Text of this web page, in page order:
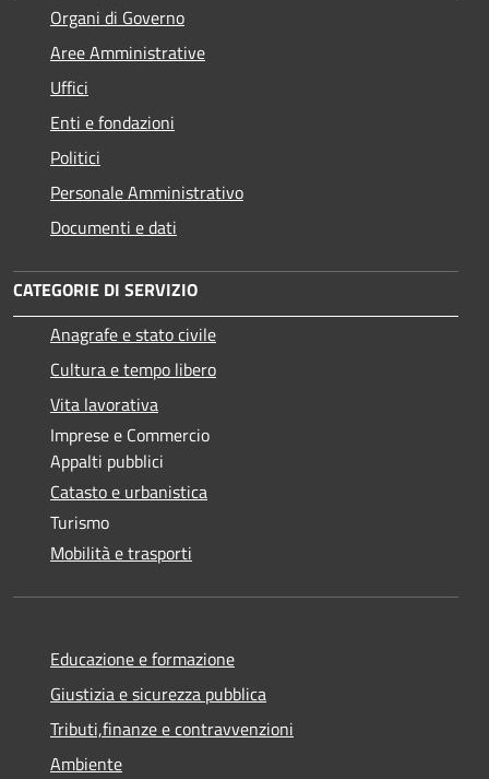
Organi di Governo
Aree Amministrative
Uffici
Enti e fondazioni
Politici
Personale Amministrativo
Documenti e dati
CATEGORIE DI SERVIZIO
Anagrafe e stato civile
Cultura e tempo libero
Vita lavorativa
Imprese e Commercio
Appalti pubblici
Catasto e urbanistica
Turismo
Mobilità e trasporti
Educazione e formazione
Giustizia e sicurezza pubblica
Tributi,finanze e contravvenzioni
Ambiente